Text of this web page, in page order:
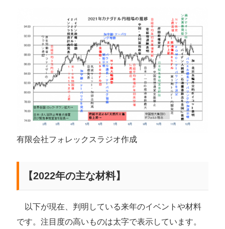
有限会社フォレックスラジオ作成
【2022年の主な材料】
以下が現在、判明している来年のイベントや材料
です。注目度の高いものは太字で表示しています。